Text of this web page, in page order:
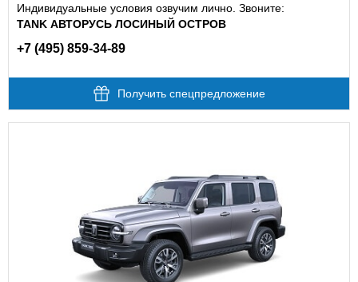
Индивидуальные условия озвучим лично. Звоните:
TANK АВТОРУСЬ ЛОСИНЫЙ ОСТРОВ
+7 (495) 859-34-89
Получить спецпредложение